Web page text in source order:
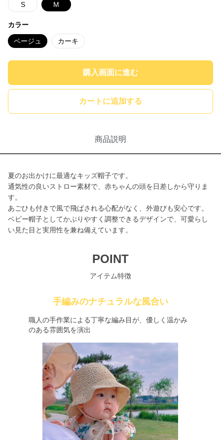
S M
カラー
ベージュ カーキ
購入画面に進む
カートに追加する
商品説明
夏のお出かけに最適なキッズ帽子です。
通気性の良いストロー素材で、赤ちゃんの頭を日差しから守りま
す。
あごひも付きで風で飛ばされる心配がなく、外遊びも安心です。
ベビー帽子としてかぶりやすく調整できるデザインで、可愛らし
い見た目と実用性を兼ね備えています。
POINT
アイテム特徴
手編みのナチュラルな風合い
職人の手作業による丁寧な編み目が、優しく温かみ
のある雰囲気を演出